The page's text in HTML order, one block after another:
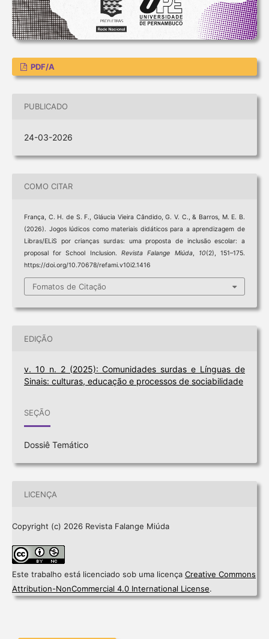
PDF/A
PUBLICADO
24-03-2026
COMO CITAR
França, C. H. de S. F., Gláucia Vieira Cândido, G. V. C., & Barros, M. E. B.
(2026). Jogos lúdicos como materiais didáticos para a aprendizagem de
Libras/ELiS por crianças surdas: uma proposta de inclusão escolar: a
proposal for School Inclusion. Revista Falange Miúda, 10(2), 151–175.
https://doi.org/10.70678/refami.v10i2.1416
Fomatos de Citação
EDIÇÃO
v. 10 n. 2 (2025): Comunidades surdas e Línguas de
Sinais: culturas, educação e processos de sociabilidade
SEÇÃO
Dossiê Temático
LICENÇA
Copyright (c) 2026 Revista Falange Miúda
Este trabalho está licenciado sob uma licença Creative Commons
Attribution-NonCommercial 4.0 International License.